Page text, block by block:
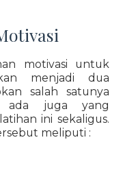
motivasi untuk
menjadi dua
salah satunya
ada juga yang
ini sekaligus.
meliputi :